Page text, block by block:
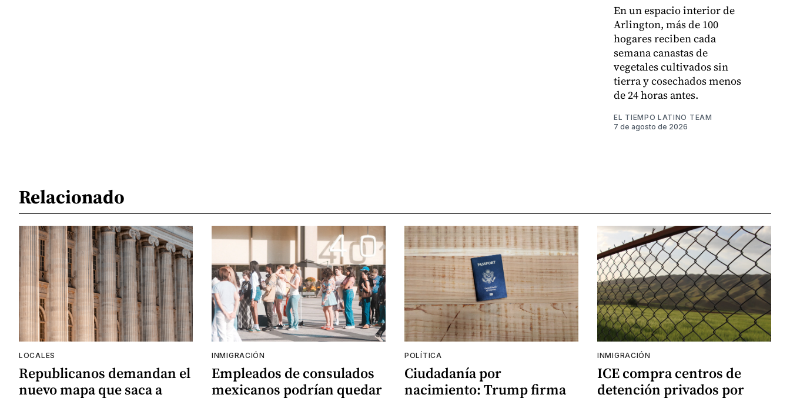
En un espacio interior de
Arlington, más de 100
hogares reciben cada
semana canastas de
vegetales cultivados sin
tierra y cosechados menos
de 24 horas antes.
EL TIEMPO LATINO TEAM
7 de agosto de 2026
Relacionado
LOCALES
Republicanos demandan el
nuevo mapa que saca a
INMIGRACIÓN
Empleados de consulados
mexicanos podrían quedar
POLÍTICA
Ciudadanía por
nacimiento: Trump firma
INMIGRACIÓN
ICE compra centros de
detención privados por